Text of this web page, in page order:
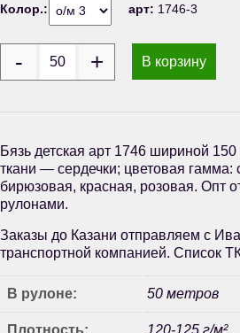
Колор.: арт: 1746-3
В корзину
Бязь детская арт 1746 шириной
ткани — сердечки; цветовая гамма:
бирюзовая, красная, розовая. Опт
рулонами.
Заказы до Казани отправляем с
транспортной компанией. Список
В рулоне: 50 метров